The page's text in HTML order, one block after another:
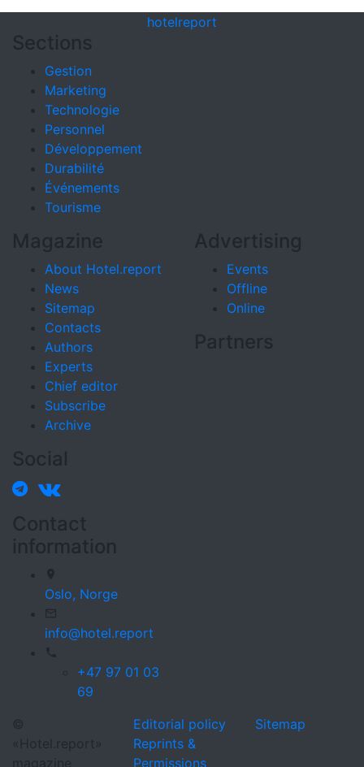
hotelreport
Sections
Gestion
Marketing
Technologie
Personnel
Développement
Durabilité
Événements
Tourisme
Magazine
About Hotel.report
News
Sitemap
Contacts
Authors
Experts
Chief editor
Subscribe
Archive
Advertising
Events
Offline
Online
Partners
Social
Contact
information
Oslo, Norge
info@hotel.report
+47 97 01 03
69
©
«Hotel.report»
magazine
Editorial policy
Reprints &
Permissions
Sitemap